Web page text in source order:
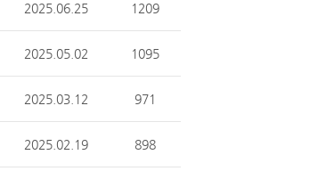
2025.06.25 1209
2025.05.02 1095
2025.03.12 971
2025.02.19 898